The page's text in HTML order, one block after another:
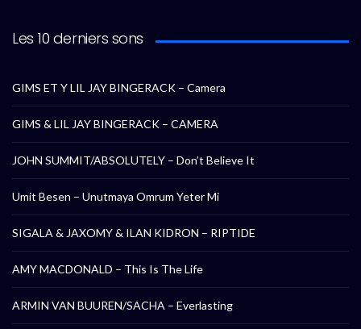
Les 10 derniers sons
GIMS ET Y LIL JAY BINGERACK – Camera
GIMS & LIL JAY BINGERACK – CAMERA
JOHN SUMMIT/ABSOLUTELY – Don’t Believe It
Umit Besen – Unutmaya Omrum Yeter Mi
SIGALA & JAXOMY & ILAN KIDRON – RIPTIDE
AMY MACDONALD – This Is The Life
ARMIN VAN BUUREN/SACHA – Everlasting